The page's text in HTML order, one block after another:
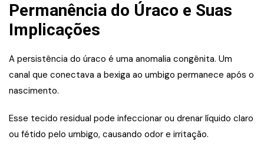
Permanência do Úraco e Suas
Implicações
A persistência do úraco é uma anomalia congênita. Um
canal que conectava a bexiga ao umbigo permanece após o
nascimento.
Esse tecido residual pode infeccionar ou drenar líquido claro
ou fétido pelo umbigo, causando odor e irritação.